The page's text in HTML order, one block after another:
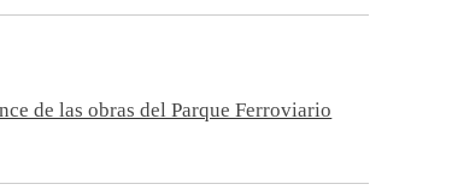
de las obras del Parque Ferroviario